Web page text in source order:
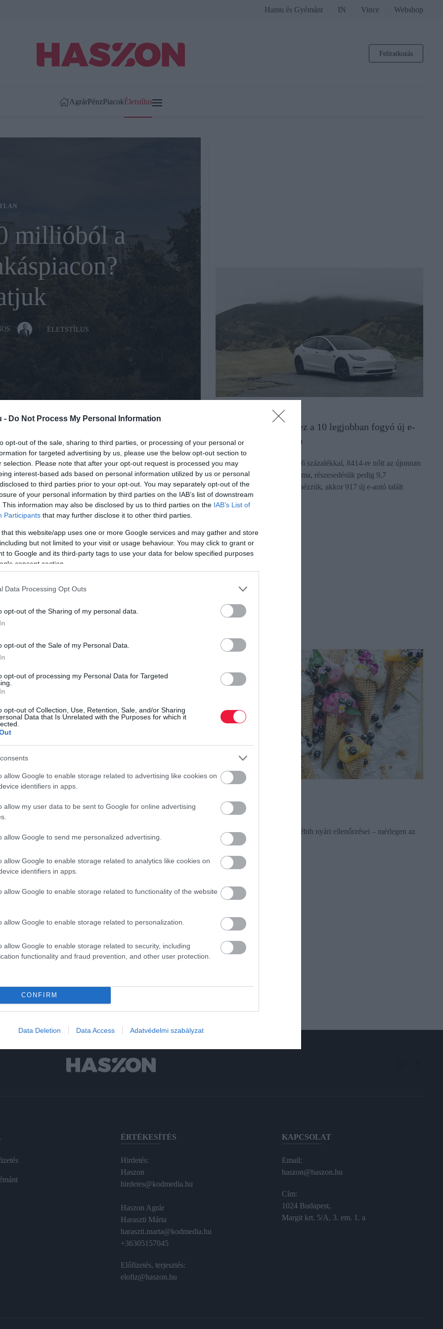
- Do Not Process My Personal Information
opt-out of the sale, sharing to third parties, or processing of your personal or
for targeted advertising by us, please use the below opt-out section to
selection. Please note that after your opt-out request is processed you may
interest-based ads based on personal information utilized by us or personal
to third parties prior to your opt-out. You may separately opt-out of the
of your personal information by third parties on the IAB’s list of downstream
This information may also be disclosed by us to third parties on the IAB’s List of
Participants that may further disclose it to other third parties.
that this website/app uses one or more Google services and may gather and store
but not limited to your visit or usage behaviour. You may click to grant or
to Google and its third-party tags to use your data for below specified purposes
consent section.
Data Processing Opt Outs
opt-out of the Sharing of my personal data.
opt-out of the Sale of my Personal Data.
opt-out of processing my Personal Data for Targeted
opt-out of Collection, Use, Retention, Sale, and/or Sharing
Data that Is Unrelated with the Purposes for which it
allow Google to enable storage related to advertising like cookies on
identifiers in apps.
allow my user data to be sent to Google for online advertising
allow Google to send me personalized advertising.
allow Google to enable storage related to analytics like cookies on
identifiers in apps.
allow Google to enable storage related to functionality of the website
allow Google to enable storage related to personalization.
allow Google to enable storage related to security, including
functionality and fraud prevention, and other user protection.
CONFIRM
Data Deletion Data Access Adatvédelmi szabályzat
Hamu és Gyémánt IN Vince Webshop
Feliratkozás
AgrárPénzPiacokÉletstílus
millióból a
ÉLETSTÍLUS
figyelembe véve panellakásból 39
vásárolható meg 30
az Otthon Centrum.
forrásként a Google Keresőben!
panelek közül ebből az összegből Budán csak kisebb
míg a XI. kerületben már csak 33 négyzetméteresre. A
elég ennyi pénz. A külső pesti kerületekben
összegért. Példaként említették, hogy Csepelen 46
kerületben is legalább 40 négyzetméteres panellakás
egy 30 négyzetméteres ingatlan vásárolható
negyedéves adatai szerint. A belvárosban is hasonló
a VIII. kerületben 36 négyzetméterre lenne elég ekkora
esetenként 40 négyzetméter feletti, másfél szobás
Kőbánya térségében viszont már 47 négyzetméteres
ingatlant vásárolni, elvileg családi házból tudja a
50 négyzetméterest. Ugyanakkor jelezték, Budán
csak 39 négyzetméteres, de a XVI. kerületben is csak
Soroksáron pedig akár 74 négyzetméteres ház is reális
figyelmet, hogy az ingatlan elhelyezkedése és állapota
Tesla-BYD párharc: ez a 10 legjobban fogyó új e-
autó Magyarországon
2026 első hét hónapjában 36 százalékkal, 8414-re nőtt az újonnan
értékesített villanyautók száma, részesedésük pedig 9,7
százalék. Ha csak a júliust nézzük, akkor 917 új e-autó talált
gazdára, ami 7…
Visszanyalhat a fagyi
Folyamatosan zajlanak a Nébih nyári ellenőrzései – mérlegen az
első eredmények
rectangle
ÉRTÉKESÍTÉS
Hirdetés:
Haszon
hirdetes@kodmedia.hu
Haszon Agrár
Haraszti Márta
haraszti.marta@kodmedia.hu
+36305157045
Előfizetés, terjesztés:
elofiz@haszon.hu
KAPCSOLAT
Email:
haszon@haszon.hu
Cím:
1024 Budapest,
Margit krt. 5/A, 3. em. 1. a